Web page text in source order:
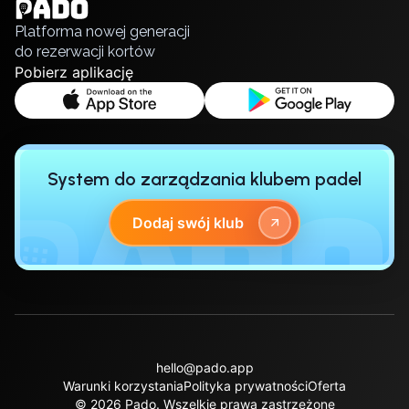
Русский
Platforma nowej generacji
do rezerwacji kortów
Pobierz aplikację
System do zarządzania klubem padel
Dodaj swój klub
© 2026 Pado. Wszelkie prawa zastrzeżone
hello@pado.app
Warunki korzystaniaPolityka prywatnościOferta